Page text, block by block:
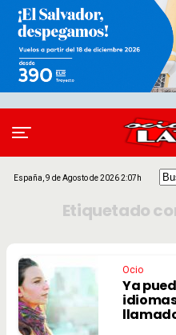
España, 9 de Agosto de 2026 2:07h
Etiquetado
Ocio
Ya